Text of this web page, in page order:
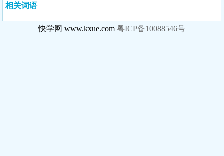
相关词语
快学网 www.kxue.com 粤ICP备10088546号